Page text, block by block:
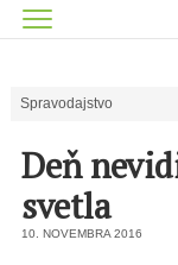
Spravodajstvo
Deň
svetla
10. NOVEMBRA 2016